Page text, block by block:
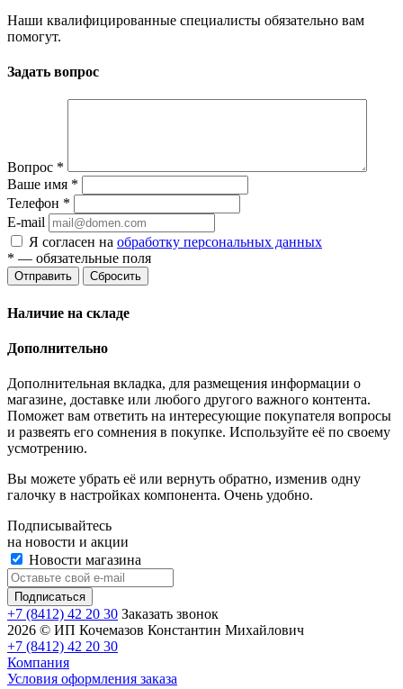
Наши квалифицированные специалисты обязательно вам
помогут.
Задать вопрос
Вопрос *
Ваше имя *
Телефон *
E-mail
Я согласен на обработку персональных данных
* — обязательные поля
Отправить Сбросить
Наличие на складе
Дополнительно
Дополнительная вкладка, для размещения информации о
магазине, доставке или любого другого важного контента.
Поможет вам ответить на интересующие покупателя вопросы
и развеять его сомнения в покупке. Используйте её по своему
усмотрению.
Вы можете убрать её или вернуть обратно, изменив одну
галочку в настройках компонента. Очень удобно.
Подписывайтесь
на новости и акции
Новости магазина
+7 (8412) 42 20 30 Заказать звонок
2026 © ИП Кочемазов Константин Михайлович
+7 (8412) 42 20 30
Компания
Условия оформления заказа